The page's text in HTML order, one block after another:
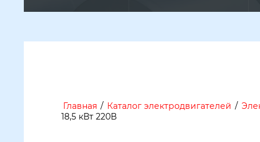
Главная / Каталог электродвигателей /
18,5 кВт 220В